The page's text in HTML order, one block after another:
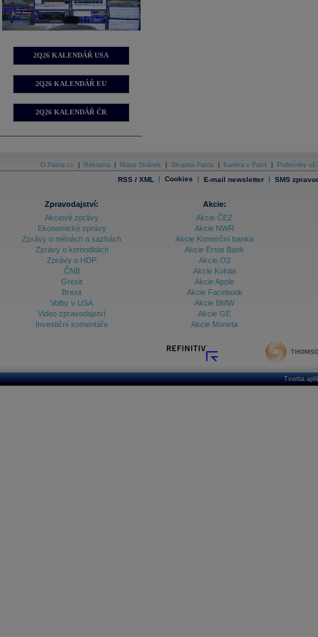
2Q26 KALENDÁŘ USA
2Q26 KALENDÁŘ EU
2Q26 KALENDÁŘ ČR
O Patria.cz Reklama Mapa Stránek Skupina Patria Kariéra v Patrii Podmínky
RSS / XML | Cookies | E-mail newsletter | SMS
Zpravodajství:
Akciové zprávy
Ekonomické zprávy
Zprávy o měnách a sazbách
Zprávy o komoditách
Zprávy o HDP
ČNB
Grexit
Brexit
Volby v USA
Video zpravodajství
Investiční komentáře
Akcie:
Akcie ČEZ
Akcie NWR
Akcie Komerční banka
Akcie Erste Bank
Akcie O2
Akcie Kofola
Akcie Apple
Akcie Facebook
Akcie BMW
Akcie GE
Akcie Moneta
Tvorba